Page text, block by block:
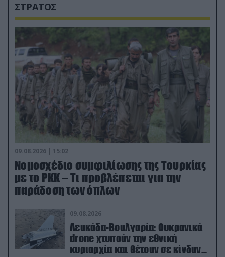
ΣΤΡΑΤΟΣ
09.08.2026 | 15:02
Νομοσχέδιο συμφιλίωσης της Τουρκίας
με το ΡΚΚ – Τι προβλέπεται για την
παράδοση των όπλων
09.08.2026
Λευκάδα-Βουλγαρία: Ουκρανικά
drone χτυπούν την εθνική
κυριαρχία και θέτουν σε κίνδυνο